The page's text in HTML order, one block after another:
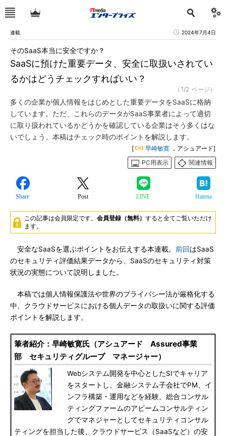
連載 2024年7月4日
SaaSに預けた重要データ、安全に取扱いされてい
るかはどうチェックすればいい？
そのSaaS本当に安全ですか？
（1/2 ページ）
多くの企業が個人情報をはじめとした重要データをSaaSに格納
しています。ただ、これらのデータがSaaS事業者によって適切
に取り扱われているかどうかを確認している企業はそう多くはな
いでしょう。本稿はチェック時のポイントを解説します。
[ 早崎敏寛 ，アシュアード]
PC用表示
関連情報
Share Post LINE Hatena
この記事は会員限定です。 会員登録（無料） すると全てご覧いただけ
ます。
安全なSaaSを選ぶポイントをお伝えする本連載。 前回はSaaS
のセキュリティ評価結果データから、SaaSのセキュリティ対策
状況の実態について説明しました。
本稿では個人情報保護法や世界のプライバシー法が厳格化する
中、クラウドサービスにおける個人データの取扱いに関する評価
ポイントを解説します。
筆者紹介：早崎敏寛氏（アシュアード Assured事業
部 セキュリティグループ マネージャー）
Webシステム開発を中心としたSIでキャリア
をスタートし、金融システム子会社でPM、イ
ンフラ構築・運用などを経験。総合コンサル
ティングファームのアビームコンサルティン
グでマネジャーとしてセキュリティコンサル
ティングを担当した後、クラウドサービス（SaaSなど）の安